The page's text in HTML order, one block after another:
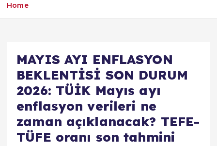
Home
MAYIS AYI ENFLASYON
BEKLENTİSİ SON DURUM
2026: TÜİK Mayıs ayı
enflasyon verileri ne
zaman açıklanacak? TEFE-
TÜFE oranı son tahmini